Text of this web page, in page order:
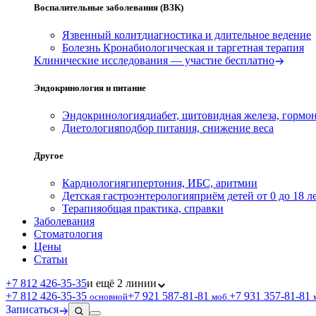
Воспалительные заболевания (ВЗК)
Язвенный колитдиагностика и длительное ведение
Болезнь Кронабиологическая и таргетная терапия
Клинические исследования — участие бесплатно
Эндокринология и питание
Эндокринологиядиабет, щитовидная железа,
Диетологияподбор питания, снижение веса
Другое
Кардиологиягипертония, ИБС, аритмии
Детская гастроэнтерологияприём детей от 0 до 18
Терапияобщая практика, справки
Заболевания
Стоматология
Цены
Статьи
+7 812 426‑35‑35и ещё 2 линии
+7 812 426‑35‑35 основной+7 921 587‑81‑81 моб.+7 931 357‑81‑81
Записаться